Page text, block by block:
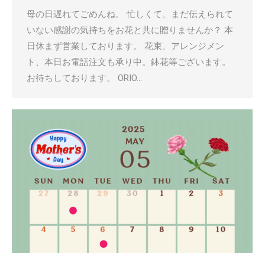
母の日遅れてごめんね。 忙しくて、まだ伝えられて
いない感謝の気持ちをお花と共に贈りませんか？ 本
日休まず営業しております。 花束、アレンジメン
ト、本日お電話注文も承り中。鉢花等ございます。
お待ちしております。 ORIO…